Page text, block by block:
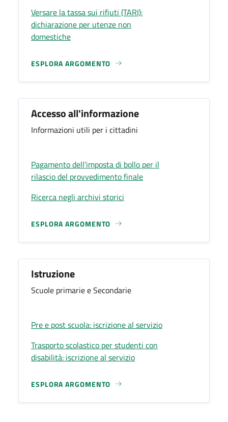
Versare la tassa sui rifiuti (TARI):
dichiarazione per utenze non
domestiche
ESPLORA ARGOMENTO
Accesso all'informazione
Informazioni utili per i cittadini
Pagamento dell'imposta di bollo per il
rilascio del provvedimento finale
Ricerca negli archivi storici
ESPLORA ARGOMENTO
Istruzione
Scuole primarie e Secondarie
Pre e post scuola: iscrizione al servizio
Trasporto scolastico per studenti con
disabilità: iscrizione al servizio
ESPLORA ARGOMENTO